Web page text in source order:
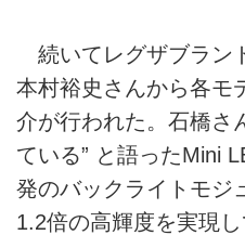
続いてレグザブラン
本村裕史さんから各モ
介が行われた。石橋さ
ている” と語ったMini
発のバックライトモジ
1.2倍の高輝度を実現